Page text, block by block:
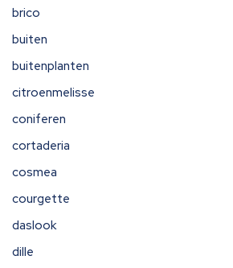
brico
buiten
buitenplanten
citroenmelisse
coniferen
cortaderia
cosmea
courgette
daslook
dille